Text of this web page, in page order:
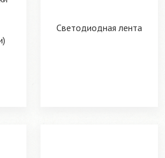
Светодиодная лента